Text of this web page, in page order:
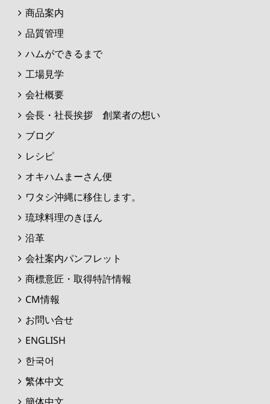
商品案内
品質管理
ハムができるまで
工場見学
会社概要
会長・社長挨拶 創業者の想い
ブログ
レシピ
オキハムまーさん便
ワタシ沖縄に移住します。
琉球料理のきほん
沿革
会社案内パンフレット
商標意匠・取得特許情報
CM情報
お問い合せ
ENGLISH
한국어
繁体中文